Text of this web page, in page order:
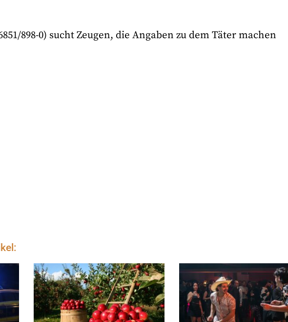
898-0) sucht Zeugen, die Angaben zu dem Täter machen